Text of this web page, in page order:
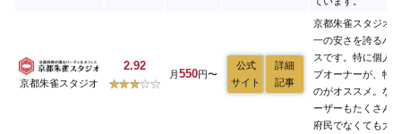
京都朱雀スタジオ
2.92
月550円〜
公式
サイト
詳細
記事
京都朱雀スタジオ
一の安さを誇るバ
スです。特に個人
プオーナーが、特
のがオススメ。な
ーザーもたくさん
府民でなくても大